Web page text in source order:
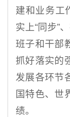
建和业务工
实上“同步”
班子和干部
抓好落实的
发展各环节
国特色、世
绩。